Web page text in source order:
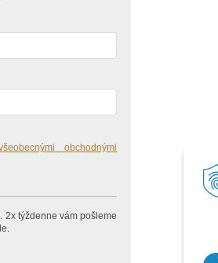
obchodnými
2x týždenne vám pošleme